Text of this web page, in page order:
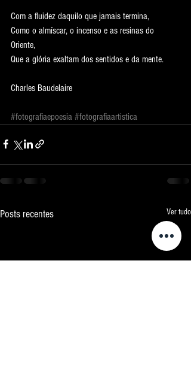
Com a fluidez daquilo que jamais termina,
Como o almíscar, o incenso e as resinas do
Oriente,
Que a glória exaltam dos sentidos e da mente.
Charles Baudelaire
#fotografiaepoesia #fotografiaartistica
Posts recentes Ver tudo